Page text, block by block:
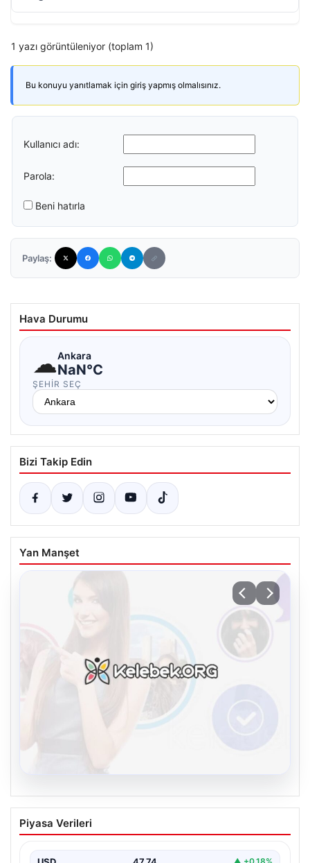
1 yazı görüntüleniyor (toplam 1)
Bu konuyu yanıtlamak için giriş yapmış olmalısınız.
Kullanıcı adı:
Parola:
Beni hatırla
Paylaş:
Hava Durumu
☁Ankara
NaN°C
ŞEHIR SEÇ
Bizi Takip Edin
Yan Manşet
Kelebek chat adresi İle Dijital İletişimin
Sertifikalı Adresi Ve Muhabbet
Piyasa Verileri